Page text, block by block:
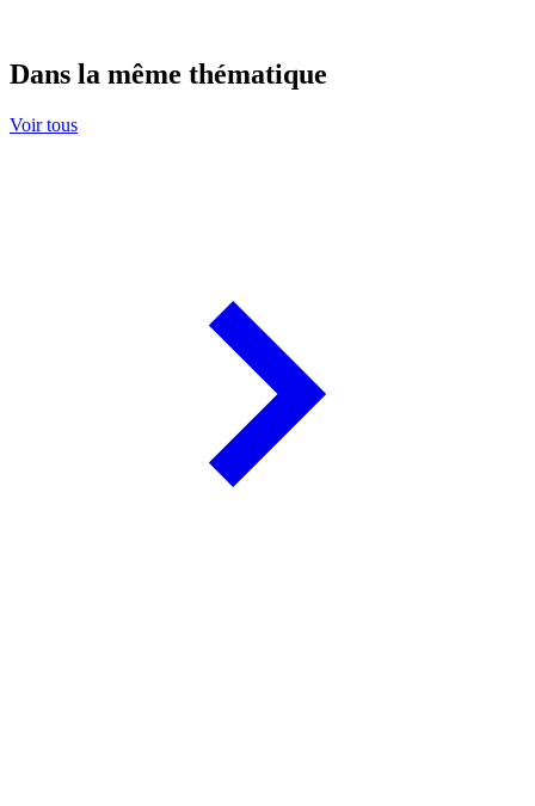
Dans la même thématique
Voir tous